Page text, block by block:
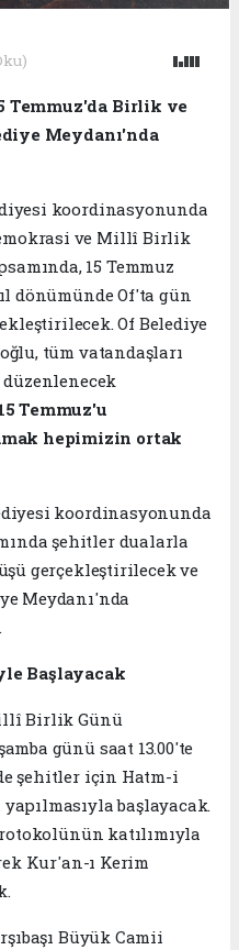
Temmuz'da Birlik ve
Meydanı'nda
koordinasyonunda
ve Millî Birlik
15 Temmuz
dönümünde Of'ta gün
Of Belediye
tüm vatandaşları
Temmuz'u
hepimizin ortak
koordinasyonunda
şehitler dualarla
gerçekleştirilecek ve
Meydanı'nda
Başlayacak
Birlik Günü
günü saat 13.00'te
şehitler için Hatm-i
başlayacak.
katılımıyla
Kur'an-ı Kerim
Büyük Camii